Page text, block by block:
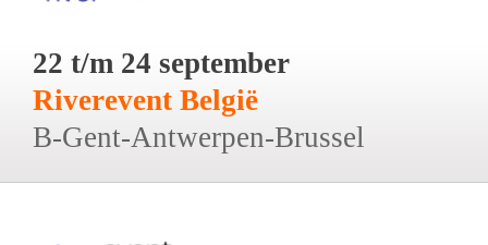
22 t/m 24 september
Riverevent België
B-Gent-Antwerpen-Brussel